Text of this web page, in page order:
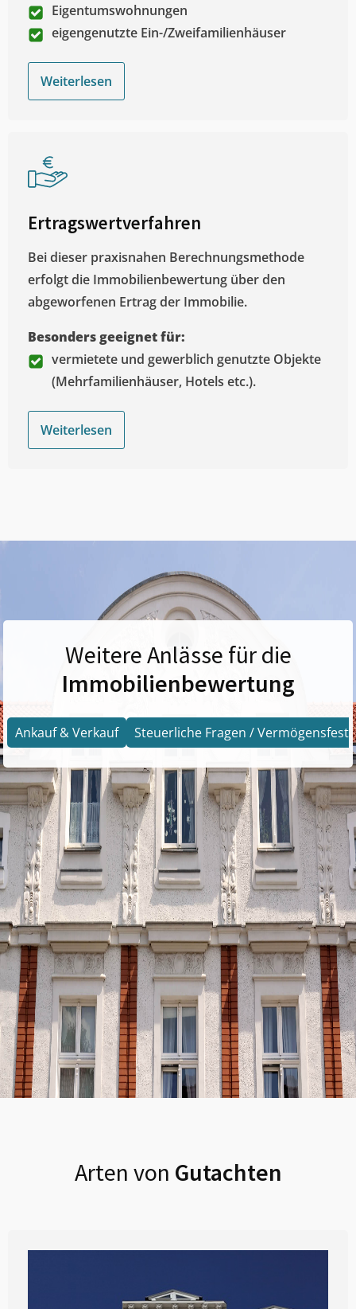
Eigentumswohnungen
eigengenutzte Ein-/Zweifamilienhäuser
Weiterlesen
Ertragswertverfahren
Bei dieser praxisnahen Berechnungsmethode
erfolgt die Immobilienbewertung über den
abgeworfenen Ertrag der Immobilie.
Besonders geeignet für:
vermietete und gewerblich genutzte Objekte
(Mehrfamilienhäuser, Hotels etc.).
Weiterlesen
Weitere Anlässe für die
Immobilienbewertung
Ankauf & Verkauf Steuerliche Fragen /
Arten von Gutachten